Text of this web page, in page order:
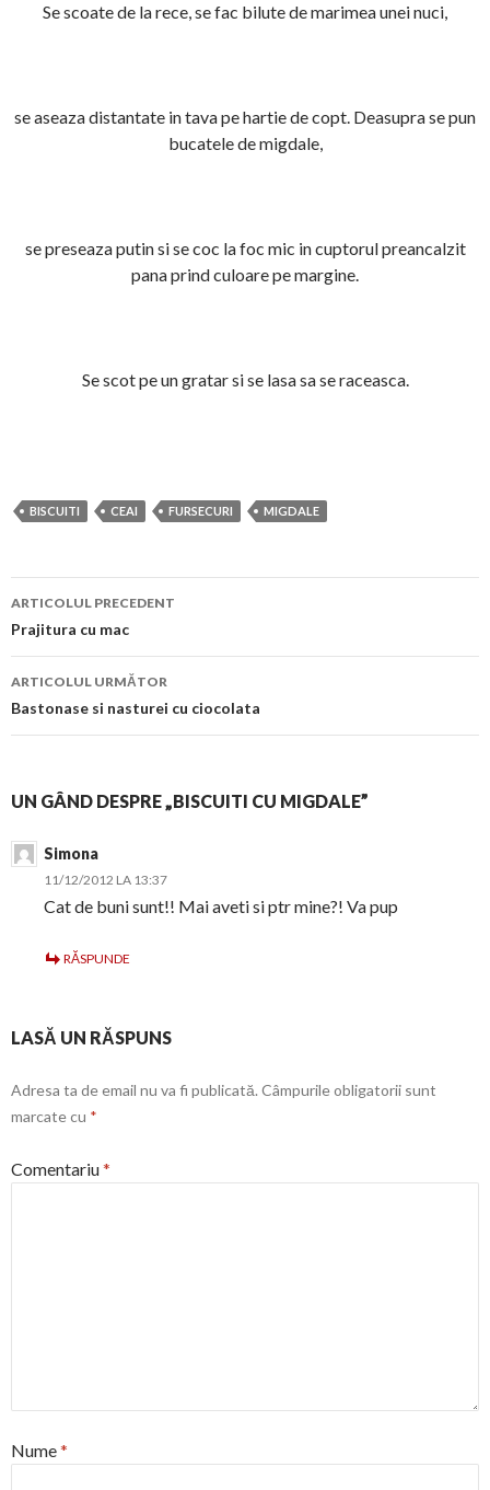
Se scoate de la rece, se fac bilute de marimea unei nuci,
se aseaza distantate in tava pe hartie de copt. Deasupra se pun
bucatele de migdale,
se preseaza putin si se coc la foc mic in cuptorul preancalzit
pana prind culoare pe margine.
Se scot pe un gratar si se lasa sa se raceasca.
BISCUITI CEAI FURSECURI MIGDALE
Navigare
în
articol
ARTICOLUL PRECEDENT
Prajitura cu mac
ARTICOLUL URMĂTOR
Bastonase si nasturei cu ciocolata
UN GÂND DESPRE „BISCUITI CU MIGDALE”
Simona
11/12/2012 LA 13:37
Cat de buni sunt!! Mai aveti si ptr mine?! Va pup
RĂSPUNDE
LASĂ UN RĂSPUNS
Adresa ta de email nu va fi publicată. Câmpurile obligatorii sunt
marcate cu *
Comentariu*
Nume*